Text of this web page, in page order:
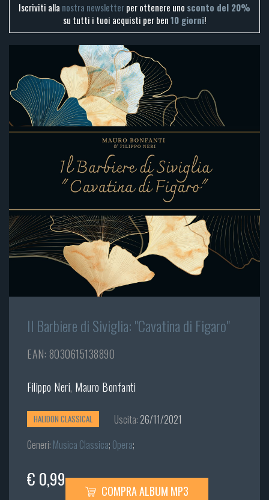
Iscriviti alla nostra newsletterper ottenere uno sconto del 20%
su tutti i tuoi acquisti per ben10 giorni!
Il Barbiere di Siviglia: "Cavatina di Figaro"
EAN: 8030615138890
Filippo Neri, Mauro Bonfanti
HALIDON CLASSICAL Uscita:26/11/2021
Generi: Musica Classica; Opera;
€ 0,99
COMPRA ALBUM MP3